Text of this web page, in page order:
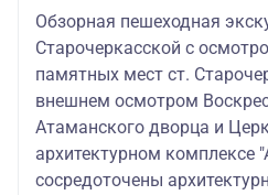
Обзорная пешеходная
Старочеркасской с
памятных мест ст.
внешнем осмотром
Атаманского дворца и
архитектурном комплексе
сосредоточены